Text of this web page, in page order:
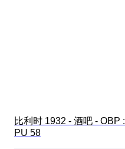
比利时 1932 - 酒吧 - OBP :
PU 58